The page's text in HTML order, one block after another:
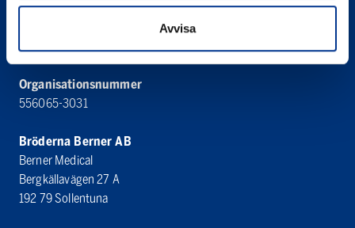
Avvisa
Berner Medical
245 42 Staffanstorp
Organisationsnummer
556065-3031
Bröderna Berner AB
Berner Medical
Bergkällavägen 27 A
192 79 Sollentuna